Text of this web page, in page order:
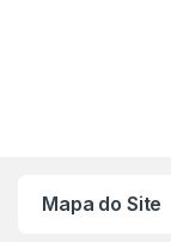
Mapa do Site